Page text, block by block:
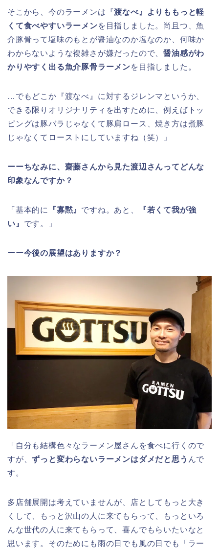
そこから、今のラーメンは『渡なべ』よりももっと軽
くて食べやすいラーメンを目指しました。尚且つ、魚
介豚骨って塩味のもとが醤油なのか塩なのか、何味か
わからないような複雑さが嫌だったので、醤油感がわ
かりやすく出る魚介豚骨ラーメンを目指しました。
…でもどこか『渡なべ』に対するジレンマというか、
できる限りオリジナリティを出すために、例えばトッ
ピングは豚バラじゃなくて豚肩ロース、焼き方は煮豚
じゃなくてローストにしていますね（笑）」
ーーちなみに、齋藤さんから見た渡辺さんってどんな
印象なんですか？
「基本的に 『寡黙』 ですね。あと、
『若くて我が強
い』 です。」
ーー今後の展望はありますか？
「自分も結構色々なラーメン屋さんを食べに行くので
すが、ずっと変わらないラーメンはダメだと思う んで
す。
多店舗展開は考えていませんが、店としてもっと大き
くして、もっと沢山の人に来てもらって、もっといろ
んな世代の人に来てもらって、喜んでもらいたいなと
思います。そのためにも雨の日でも風の日でも「ラー